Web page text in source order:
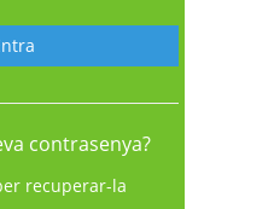
contrasenya?
recuperar-la